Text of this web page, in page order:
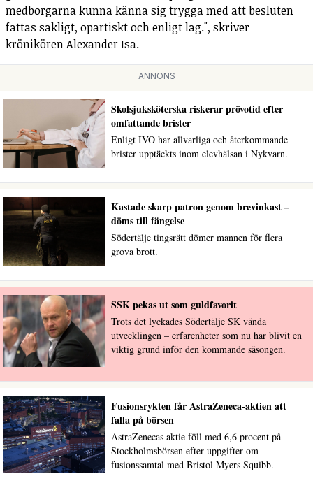
medborgarna kunna känna sig trygga med att besluten
fattas sakligt, opartiskt och enligt lag.", skriver
krönikören Alexander Isa.
ANNONS
Skolsjuksköterska riskerar prövotid efter
omfattande brister
Enligt IVO har allvarliga och återkommande
brister upptäckts inom elevhälsan i Nykvarn.
Kastade skarp patron genom brevinkast –
döms till fängelse
Södertälje tingsrätt dömer mannen för flera
grova brott.
SSK pekas ut som guldfavorit
Trots det lyckades Södertälje SK vända
utvecklingen – erfarenheter som nu har blivit en
viktig grund inför den kommande säsongen.
Fusionsrykten får AstraZeneca-aktien att
falla på börsen
AstraZenecas aktie föll med 6,6 procent på
Stockholmsbörsen efter uppgifter om
fusionssamtal med Bristol Myers Squibb.